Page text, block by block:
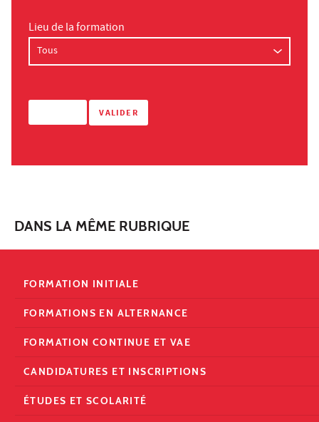
Lieu de la formation
DANS LA MÊME RUBRIQUE
FORMATION INITIALE
FORMATIONS EN ALTERNANCE
FORMATION CONTINUE ET VAE
CANDIDATURES ET INSCRIPTIONS
ÉTUDES ET SCOLARITÉ